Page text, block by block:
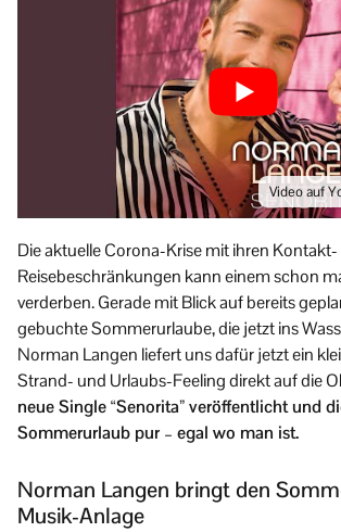
Video auf
Die aktuelle Corona-Krise mit ihren
Reisebeschränkungen kann einem schon
verderben. Gerade mit Blick auf bereits
gebuchte Sommerurlaube, die jetzt ins
Norman Langen liefert uns dafür jetzt ein
Strand- und Urlaubs-Feeling direkt auf die
neue Single “Senorita” veröffentlicht und
Sommerurlaub pur – egal wo man ist.
Norman Langen bringt den
Musik-Anlage